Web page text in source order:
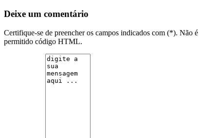
Deixe um comentário
Certifique-se de preencher os campos indicados com (*). Não é
permitido código HTML.